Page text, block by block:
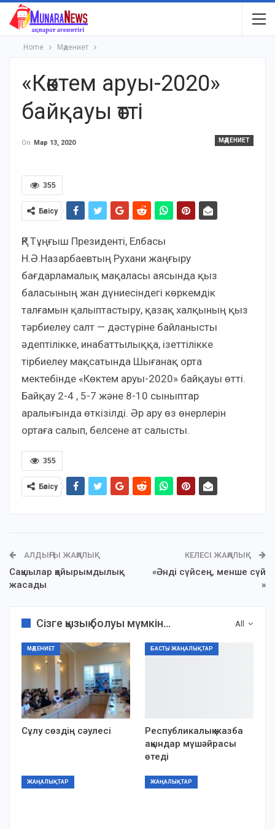
Home Мәдениет
«Көктем аруы-2020»
байқауы өтті
МӘДЕНИЕТ
On Мар 13, 2020
355
Бөлісу
ҚР Тұңғыш Президенті, Елбасы
Н.Ә.Назарбаевтың Рухани жаңғыру
бағдарламалық мақаласы аясында қыз
баласының жан дүниесіндегі көркемдік
талғамын қалыптастыру, қазақ халқының қыз
тәрбиелеу салт — дәстүріне байланысты
әдептілікке, инабаттылыққа, ізеттілікке
тірбиелеу мақсатында Шығанақ орта
мектебінде «Көктем аруы-2020» байқауы өтті.
Байқау 2-4 , 5-7 және 8-10 сыныптар
аралығында өткізілді. Әр ару өз өнерлерін
ортаға салып, белсене ат салысты.
355
Бөлісу
АЛДЫҢҒЫ ЖАҢАЛЫҚ
Сақшылар қайырымдылық
жасады
КЕЛЕСІ ЖАҢАЛЫҚ
«Әнді сүйсең, менше сүй
»
All
Сізге қызық болуы мүмкін...
МӘДЕНИЕТ
Сұлу сөздің сәулесі
БАСТЫ ЖАҢАЛЫҚТАР
Республикалық жазба
ақындар мүшәйрасы
өтеді
ЖАҢАЛЫҚТАР ЖАҢАЛЫҚТАР